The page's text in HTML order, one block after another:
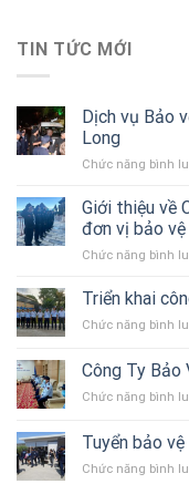
TIN TỨC MỚI
Dịch vụ Bảo
Long
Chức năng bình
Giới thiệu về
đơn vị bảo vệ
Chức năng bình
Triển khai
Chức năng bình
Công Ty Bảo
Chức năng bình
Tuyển bảo
Chức năng bình